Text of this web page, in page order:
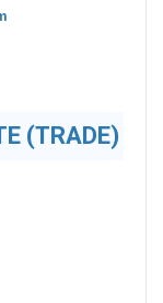
(TRADE)